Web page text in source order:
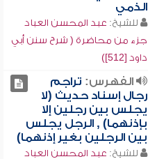
الذمي
للشيخ: عبد المحسن العباد
جزء من محاضرة ( شرح سنن أبي
داود [512])
الفهرس: تراجم
رجال إسناد حديث (لا
يجلس بين رجلين إلا
بإذنهما) , الرجل يجلس
بين الرجلين بغير إذنهما)
للشيخ: عبد المحسن العباد